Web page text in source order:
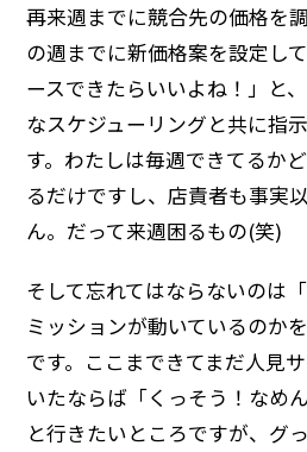
再来週までに競合先の価格を
の週までに新価格案を設定し
ースできたらいいよね！」と
なスケジューリングと共に指
す。わたしは毎週できてるか
るだけですし、店責者も事実
ん。だって来週困るもの(笑)
そして忘れてはならないのは
ミッションが動いているのか
です。ここまできてまだ人見
いたならば「くっそう！なめ
と行きたいところですが、グ